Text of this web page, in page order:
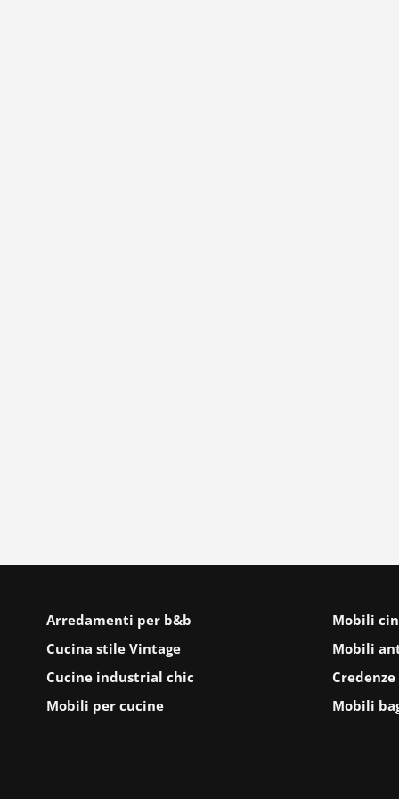
Arredamenti per b&b
Cucina stile Vintage
Cucine industrial chic
Mobili per cucine
Mobili
Mobili
Mobili